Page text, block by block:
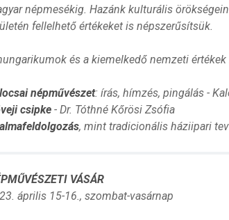
népmesékig. Hazánk kulturális
fellelhető értékeket is népszerűsítsük.
és a kiemelkedő nemzeti
népművészet: írás, hímzés, pingálás -
csipke - Dr. Tóthné Kőrösi Zsófia
, mint tradicionális háziipari
VÁSÁR
április 15-16., szombat-vasárnap